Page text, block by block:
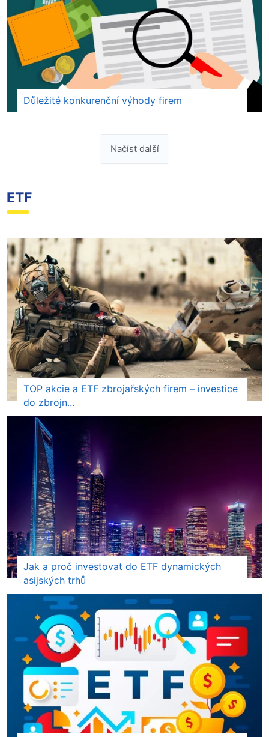
Důležité konkurenční výhody firem
Načíst další
ETF
TOP akcie a ETF zbrojařských firem – investice
do zbrojn...
Jak a proč investovat do ETF dynamických
asijských trhů